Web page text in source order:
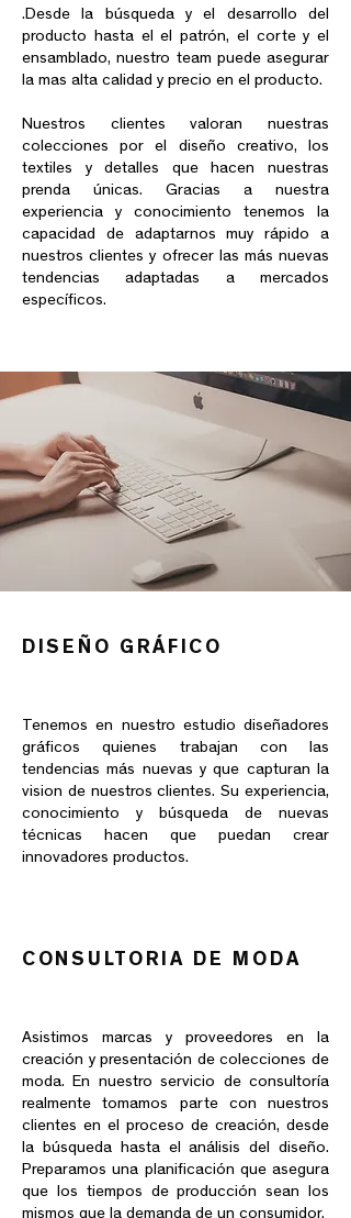
.Desde la búsqueda y el desarrollo del
producto hasta el el patrón, el corte y el
ensamblado, nuestro team puede asegurar
la mas alta calidad y precio en el producto.
Nuestros clientes valoran nuestras
colecciones por el diseño creativo, los
textiles y detalles que hacen nuestras
prenda únicas. Gracias a nuestra
experiencia y conocimiento tenemos la
capacidad de adaptarnos muy rápido a
nuestros clientes y ofrecer las más nuevas
tendencias adaptadas a mercados
específicos.
DISEÑO GRÁFICO
Tenemos en nuestro estudio diseñadores
gráficos quienes trabajan con las
tendencias más nuevas y que capturan la
vision de nuestros clientes. Su experiencia,
conocimiento y búsqueda de nuevas
técnicas hacen que puedan crear
innovadores productos.
CONSULTORIA DE MODA
Asistimos marcas y proveedores en la
creación y presentación de colecciones de
moda. En nuestro servicio de consultoría
realmente tomamos parte con nuestros
clientes en el proceso de creación, desde
la búsqueda hasta el análisis del diseño.
Preparamos una planificación que asegura
que los tiempos de producción sean los